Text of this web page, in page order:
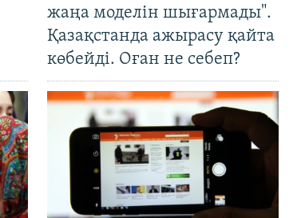
жаңа моделін шығармады".
Қазақстанда ажырасу қайта
көбейді. Оған не себеп?